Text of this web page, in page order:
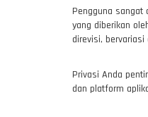
Pengguna sangat
yang diberikan
direvisi,
Privasi Anda
dan platform